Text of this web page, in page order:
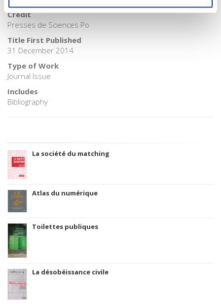
Credit
Presses de Sciences Po
Title First Published
31 December 2014
Type of Work
Journal Issue
Includes
Bibliography
La société du matching
Atlas du numérique
Toilettes publiques
La désobéissance civile